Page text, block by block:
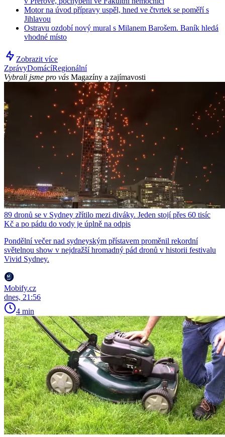
Motor na úvod přípravy uspěl, hned ve čtvrtek se poměří s
Jihlavou
Ostravu ozdobí nový mural s Milanem Barošem. Baník hledá
vhodné místo
Zobrazit více
ZprávyDomácíRegionální
Vybrali jsme pro vás Magazíny a zajímavosti
89 dronů se v Sydney zřítilo mezi diváky. Jeden stojí přes 60 tisíc
Kč a po pádu do vody je úplně na odpis
Pondělní večer nad sydneyským přístavem proměnil rekordní
světelnou show v nejdražší hromadný pád dronů v historii festivalu
Vivid Sydney.
Mobify.cz
dnes, 21:56
4 min